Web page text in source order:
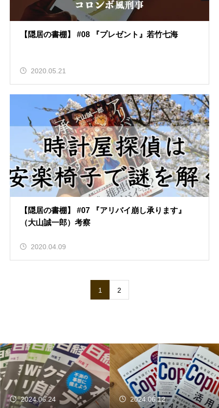
【隠居の書棚】 #08 『プレゼント』若竹七海
2020.05.21
【隠居の書棚】 #07 『アリバイ崩し承ります』
（大山誠一郎）考察
2020.04.09
1 2
2024.06.24 2024.06.12